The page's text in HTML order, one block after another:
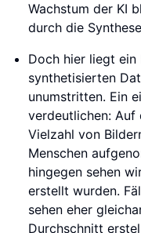
Wachstum der KI
durch die
Doch hier liegt
synthetisierten
unumstritten. Ein
verdeutlichen: Auf
Vielzahl von
Menschen
hingegen sehen
erstellt wurden.
sehen eher
Durchschnitt